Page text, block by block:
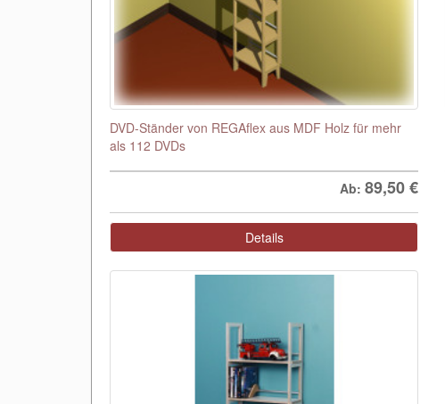
DVD-Ständer von REGAflex aus MDF Holz für mehr
als 112 DVDs
Ab: 89,50€
Details